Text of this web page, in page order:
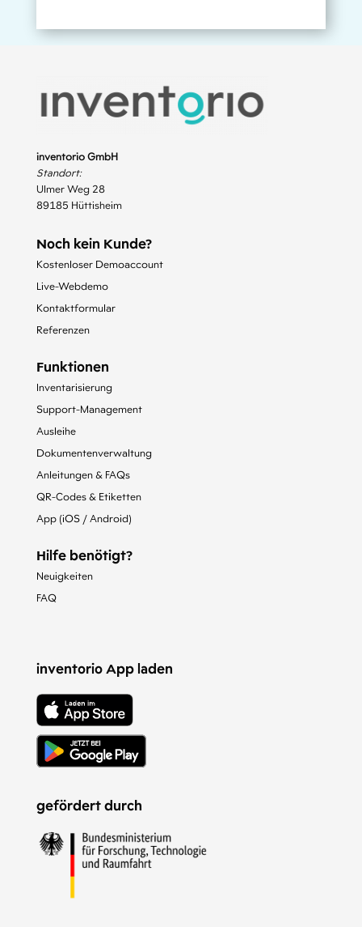
inventorio GmbH
Standort:
Ulmer Weg 28
89185 Hüttisheim
Noch kein Kunde?
Kostenloser Demoaccount
Live-Webdemo
Kontaktformular
Referenzen
Funktionen
Inventarisierung
Support-Management
Ausleihe
Dokumentenverwaltung
Anleitungen & FAQs
QR-Codes & Etiketten
App (iOS / Android)
Hilfe benötigt?
Neuigkeiten
FAQ
inventorio App laden
gefördert durch